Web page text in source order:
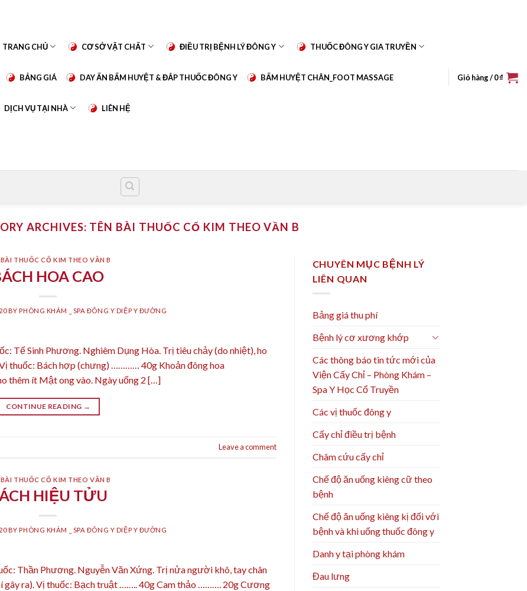
TRANG CHỦ CƠ SỞ VẬT CHẤT ĐIỀU TRỊ BỆNH LÝ ĐÔNG Y THUỐC ĐÔNG Y GIA TRUYỀN
BẢNG GIÁ DAY ẤN BẤM HUYỆT & ĐẮP THUỐC ĐÔNG Y BẤM HUYỆT CHÂN_FOOT MASSAGE
DỊCH VỤ TẠI NHÀ LIÊN HỆ
Giỏ hàng /0₫
ARCHIVES: TÊN BÀI THUỐC CỔ KIM THEO VẦN B
BÀI THUỐC CỔ KIM THEO VẦN B
HOA CAO
BYPHÒNG KHÁM _ SPA ĐÔNG Y DIỆP Y ĐƯỜNG
Tế Sinh Phương. Nghiêm Dụng Hòa. Trị tiêu chảy (do nhiệt), ho
thuốc: Bách hợp (chưng) ………… 40g Khoản đông hoa
thêm ít Mật ong vào. Ngày uống 2 […]
CONTINUE READING →
Leave a comment
BÀI THUỐC CỔ KIM THEO VẦN B
HIỆU TỬU
BYPHÒNG KHÁM _ SPA ĐÔNG Y DIỆP Y ĐƯỜNG
Thần Phương. Nguyễn Văn Xứng. Trị nửa người khô, tay chân
gây ra). Vị thuốc: Bạch truật …….. 40g Cam thảo ………. 20g Cương
CHUYÊN MỤC BỆNH LÝ
LIÊN QUAN
Bảng giá thu phí
Bệnh lý cơ xương khớp
Các thông báo tin tức mới của
Viện Cấy Chỉ – Phòng Khám –
Spa Y Học Cổ Truyền
Các vị thuốc đông y
Cấy chỉ điều trị bệnh
Châm cứu cấy chỉ
Chế độ ăn uống kiêng cữ theo
bệnh
Chế độ ăn uống kiêng kị đối với
bệnh và khi uống thuốc đông y
Danh y tại phòng khám
Đau lưng